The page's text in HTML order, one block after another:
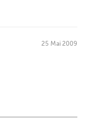
25 Mai 2009